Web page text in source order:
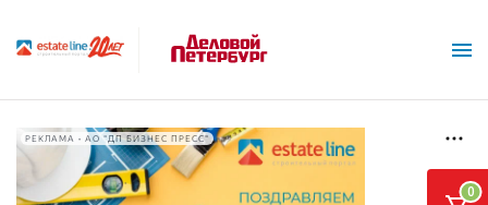
РЕКЛАМА • АО "ДП БИЗНЕС ПРЕСС"
0